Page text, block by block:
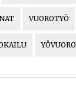
VUOROTYÖ
YÖVUORO